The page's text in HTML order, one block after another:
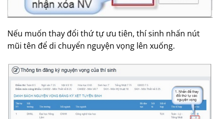
Nếu muốn thay đổi thứ tự ưu tiên, thí sinh nhấn nút
mũi tên để di chuyển nguyện vọng lên xuống.